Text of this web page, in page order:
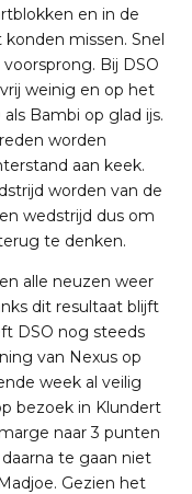
en in de
missen. Snel
Bij DSO
weinig en op het
Bambi op glad ijs.
worden
aan keek.
worden van de
wedstrijd dus om
te denken.
alle neuzen weer
dit resultaat blijft
DSO nog steeds
van Nexus op
week al veilig
bezoek in Klundert
naar 3 punten
te gaan niet
Gezien het